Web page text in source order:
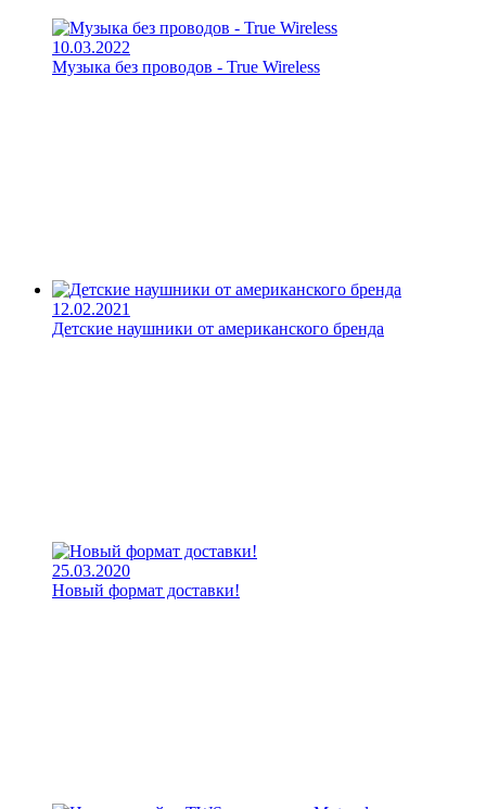
10.03.2022
Музыка без проводов - True Wireless
12.02.2021
Детские наушники от американского бренда
25.03.2020
Новый формат доставки!